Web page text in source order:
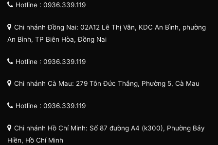
Hotline : 0936.339.119
Chi nhánh Đồng Nai: 02A12 Lê Thị Vân, KDC An Bình, phường
An Bình, TP Biên Hòa, Đồng Nai
Hotline : 0936.339.119
Chi nhánh Cà Mau: 279 Tôn Đức Thắng, Phường 5, Cà Mau
Hotline : 0936.339.119
Chi nhánh Hồ Chí Minh: Số 87 đường A4 (k300), Phường Bảy
Hiền, Hồ Chí Minh